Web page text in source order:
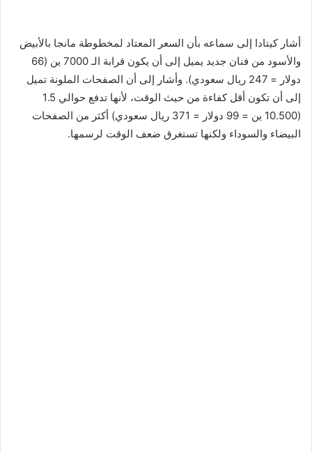
أشار كيتادا إلى سماعه بأن السعر المعتاد لمخطوطة مانجا بالأبيض
والأسود من فنان جديد يميل إلى أن يكون قرابة الـ 7000 ين (66
دولار = 247 ريال سعودي). وأشار إلى أن الصفحات الملونة تميل
إلى أن تكون أقل كفاءة من حيث الوقت، لأنها تدفع حوالي 1.5
(10.500 ين = 99 دولار = 371 ريال سعودي) أكثر من الصفحات
البيضاء والسوداء ولكنها تستغرق ضعف الوقت لرسمها.